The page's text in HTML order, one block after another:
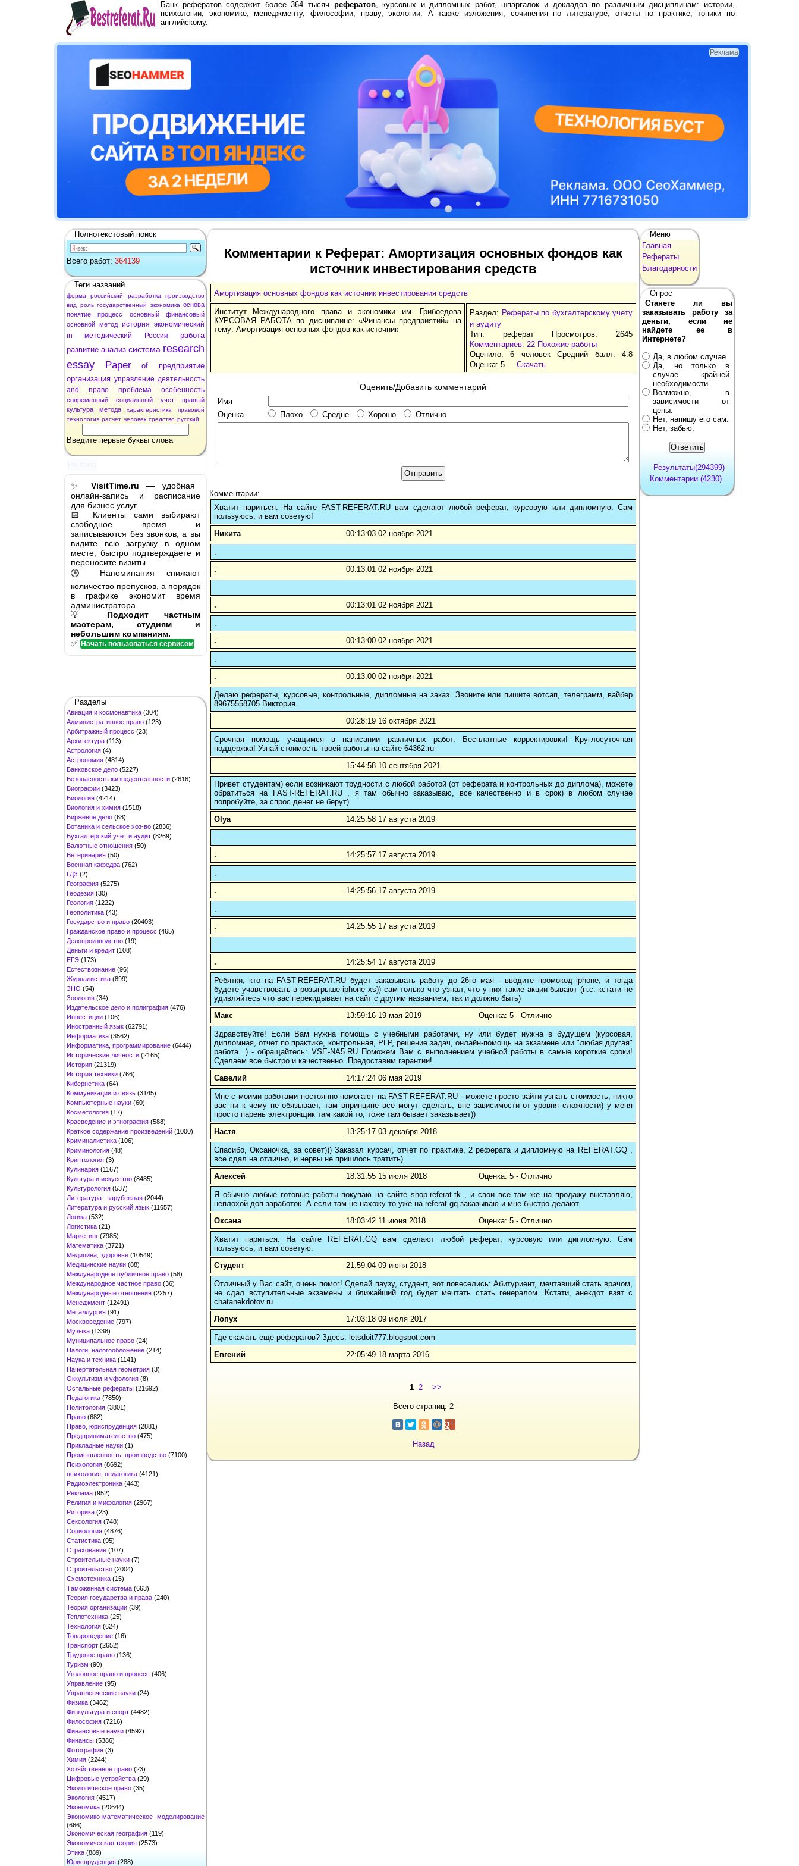
Банк рефератов содержит более 364 тысяч рефератов, курсовых и дипломных работ, шпаргалок и докладов по различным дисциплинам: истории,
психологии, экономике, менеджменту, философии, праву, экологии. А также изложения, сочинения по литературе, отчеты по практике, топики по
английскому.
Реклама
Полнотекстовый поиск
Всего работ: 364139
Теги названий
форма российский разработка
производство
вид
роль государственный экономика основа
понятие
процесс основный
финансовый
основной метод история экономический
in
методический Россия
работа
развитие анализ система research
essay
Paper of
предприятие
организация управление деятельность
and
право проблема особенность
современный социальный учет
правый
культура
метода характеристика
правовой
технология расчет человек средство русский
Введите первые буквы слова
✨ VisitTime.ru — удобная
онлайн-запись и расписание
для бизнес услуг.
📅 Клиенты сами выбирают
свободное время и
записываются без звонков, а вы
видите всю загрузку в одном
месте, быстро подтверждаете и
переносите визиты.
🕒 Напоминания снижают
количество пропусков, а порядок
в графике экономит время
администратора.
💡 Подходит частным
мастерам, студиям и
небольшим компаниям.
✅ Начать пользоваться сервисом
Разделы
Авиация и космонавтика (304)
Административное право (123)
Арбитражный процесс (23)
Архитектура (113)
Астрология (4)
Астрономия (4814)
Банковское дело (5227)
Безопасность жизнедеятельности (2616)
Биографии (3423)
Биология (4214)
Биология и химия (1518)
Биржевое дело (68)
Ботаника и сельское хоз-во (2836)
Бухгалтерский учет и аудит (8269)
Валютные отношения (50)
Ветеринария (50)
Военная кафедра (762)
ГДЗ (2)
География (5275)
Геодезия (30)
Геология (1222)
Геополитика (43)
Государство и право (20403)
Гражданское право и процесс (465)
Делопроизводство (19)
Деньги и кредит (108)
ЕГЭ (173)
Естествознание (96)
Журналистика (899)
ЗНО (54)
Зоология (34)
Издательское дело и полиграфия (476)
Инвестиции (106)
Иностранный язык (62791)
Информатика (3562)
Информатика, программирование (6444)
Исторические личности (2165)
История (21319)
История техники (766)
Кибернетика (64)
Коммуникации и связь (3145)
Компьютерные науки (60)
Косметология (17)
Краеведение и этнография (588)
Краткое содержание произведений (1000)
Криминалистика (106)
Криминология (48)
Криптология (3)
Кулинария (1167)
Культура и искусство (8485)
Культурология (537)
Литература : зарубежная (2044)
Литература и русский язык (11657)
Логика (532)
Логистика (21)
Маркетинг (7985)
Математика (3721)
Медицина, здоровье (10549)
Медицинские науки (88)
Международное публичное право (58)
Международное частное право (36)
Международные отношения (2257)
Менеджмент (12491)
Металлургия (91)
Москвоведение (797)
Музыка (1338)
Муниципальное право (24)
Налоги, налогообложение (214)
Наука и техника (1141)
Начертательная геометрия (3)
Оккультизм и уфология (8)
Остальные рефераты (21692)
Педагогика (7850)
Политология (3801)
Право (682)
Право, юриспруденция (2881)
Предпринимательство (475)
Прикладные науки (1)
Промышленность, производство (7100)
Психология (8692)
психология, педагогика (4121)
Радиоэлектроника (443)
Реклама (952)
Религия и мифология (2967)
Риторика (23)
Сексология (748)
Социология (4876)
Статистика (95)
Страхование (107)
Строительные науки (7)
Строительство (2004)
Схемотехника (15)
Таможенная система (663)
Теория государства и права (240)
Теория организации (39)
Теплотехника (25)
Технология (624)
Товароведение (16)
Транспорт (2652)
Трудовое право (136)
Туризм (90)
Уголовное право и процесс (406)
Управление (95)
Управленческие науки (24)
Физика (3462)
Физкультура и спорт (4482)
Философия (7216)
Финансовые науки (4592)
Финансы (5386)
Фотография (3)
Химия (2244)
Хозяйственное право (23)
Цифровые устройства (29)
Экологическое право (35)
Экология (4517)
Экономика (20644)
Экономико-математическое моделирование
(666)
Экономическая география (119)
Экономическая теория (2573)
Этика (889)
Юриспруденция (288)
Комментарии к Реферат: Амортизация основных фондов как
источник инвестирования средств
Амортизация основных фондов как источник инвестирования средств
Институт Международного права и экономики им. Грибоедова
КУРСОВАЯ РАБОТА по дисциплине: «Финансы предприятий» на
тему: Амортизация основных фондов как источник
Раздел: Рефераты по бухгалтерскому учету
и аудиту
Тип: реферат Просмотров: 2645
Комментариев: 22 Похожие работы
Оценило: 6 человек Средний балл: 4.8
Оценка: 5 Скачать
Оценить/Добавить комментарий
Имя
Оценка
Плохо Средне Хорошо Отлично
Комментарии:
Хватит париться. На сайте FAST-REFERAT.RU вам сделают любой реферат, курсовую или дипломную. Сам
пользуюсь, и вам советую!
Никита
00:13:03 02 ноября 2021
.
.
00:13:01 02 ноября 2021
.
.
00:13:01 02 ноября 2021
.
.
00:13:00 02 ноября 2021
.
.
00:13:00 02 ноября 2021
Делаю рефераты, курсовые, контрольные, дипломные на заказ. Звоните или пишите вотсап, телеграмм, вайбер
89675558705 Виктория.
00:28:19 16 октября 2021
Срочная помощь учащимся в написании различных работ. Бесплатные корректировки! Круглосуточная
поддержка! Узнай стоимость твоей работы на сайте 64362.ru
15:44:58 10 сентября 2021
Привет студентам) если возникают трудности с любой работой (от реферата и контрольных до диплома), можете
обратиться на FAST-REFERAT.RU , я там обычно заказываю, все качественно и в срок) в любом случае
попробуйте, за спрос денег не берут)
Olya
14:25:58 17 августа 2019
.
.
14:25:57 17 августа 2019
.
.
14:25:56 17 августа 2019
.
.
14:25:55 17 августа 2019
.
.
14:25:54 17 августа 2019
Ребятки, кто на FAST-REFERAT.RU будет заказывать работу до 26го мая - вводите промокод iphone, и тогда
будете учавствовать в розыгрыше iphone xs)) сам только что узнал, что у них такие акции бывают (п.с. кстати не
удивляйтесь что вас перекидывает на сайт с другим названием, так и должно быть)
Макс
13:59:16 19 мая 2019 Оценка: 5 - Отлично
Здравствуйте! Если Вам нужна помощь с учебными работами, ну или будет нужна в будущем (курсовая,
дипломная, отчет по практике, контрольная, РГР, решение задач, онлайн-помощь на экзамене или "любая другая"
работа...) - обращайтесь: VSE-NA5.RU Поможем Вам с выполнением учебной работы в самые короткие сроки!
Сделаем все быстро и качественно. Предоставим гарантии!
Савелий
14:17:24 06 мая 2019
Мне с моими работами постоянно помогают на FAST-REFERAT.RU - можете просто зайти узнать стоимость, никто
вас ни к чему не обязывает, там впринципе всё могут сделать, вне зависимости от уровня сложности) у меня
просто парень электронщик там какой то, тоже там бывает заказывает))
Настя
13:25:17 03 декабря 2018
Спасибо, Оксаночка, за совет))) Заказал курсач, отчет по практике, 2 реферата и дипломную на REFERAT.GQ ,
все сдал на отлично, и нервы не пришлось тратить)
Алексей
18:31:55 15 июля 2018 Оценка: 5 - Отлично
Я обычно любые готовые работы покупаю на сайте shop-referat.tk , и свои все там же на продажу выставляю,
неплохой доп.заработок. А если там не нахожу то уже на referat.gq заказываю и мне быстро делают.
Оксана
18:03:42 11 июня 2018 Оценка: 5 - Отлично
Хватит париться. На сайте REFERAT.GQ вам сделают любой реферат, курсовую или дипломную. Сам
пользуюсь, и вам советую.
Студент
21:59:04 09 июня 2018
Отличный у Вас сайт, очень помог! Сделай паузу, студент, вот повеселись: Абитуриент, мечтавший стать врачом,
не сдал вступительные экзамены и ближайший год будет мечтать стать генералом. Кстати, анекдот взят с
chatanekdotov.ru
Лопух
17:03:18 09 июля 2017
Где скачать еще рефератов? Здесь: letsdoit777.blogspot.com
Евгений
22:05:49 18 марта 2016
1 2 >>
Всего страниц: 2
Назад
Меню
Главная
Рефераты
Благодарности
Опрос
Станете ли вы
заказывать работу за
деньги, если не
найдете ее в
Интернете?
Да, в любом случае.
Да, но только в
случае крайней
необходимости.
Возможно, в
зависимости от
цены.
Нет, напишу его сам.
Нет, забью.
Результаты(294399)
Комментарии (4230)